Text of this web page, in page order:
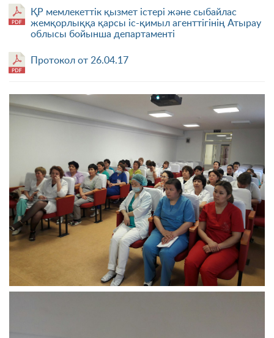
ҚР мемлекеттік қызмет істері және сыбайлас
жемқорлыққа қарсы іс-қимыл агенттігінің Атырау
облысы бойынша департаменті
Протокол от 26.04.17